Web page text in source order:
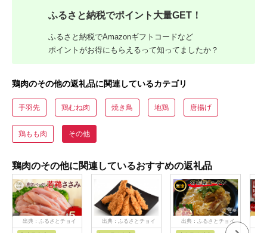
ふるさと納税でポイント大量GET！
ふるさと納税でAmazonギフトコードなど
ポイントがお得にもらえるって知ってましたか？
鶏肉のその他の返礼品に関連しているカテゴリ
手羽先 鶏むね肉 焼き鳥 地鶏 唐揚げ
鶏もも肉 その他
鶏肉のその他に関連しているおすすめの返礼品
出典：ふるさとチョイ
ス
出典：ふるさとチョイ
ス
出典：ふるさとチョイ